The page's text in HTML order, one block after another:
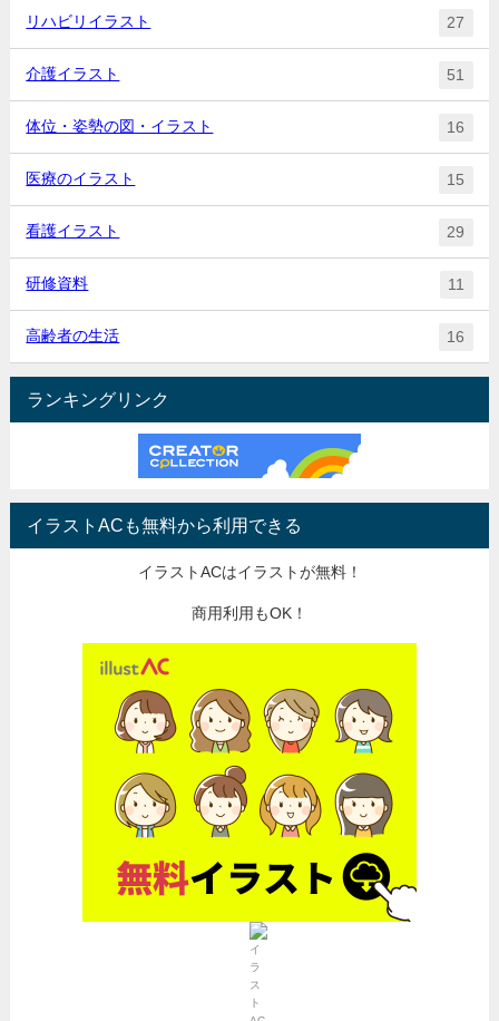
リハビリイラスト 27
介護イラスト 51
体位・姿勢の図・イラスト 16
医療のイラスト 15
看護イラスト 29
研修資料 11
高齢者の生活 16
ランキングリンク
イラストACも無料から利用できる
イラストACはイラストが無料！
商用利用もOK！